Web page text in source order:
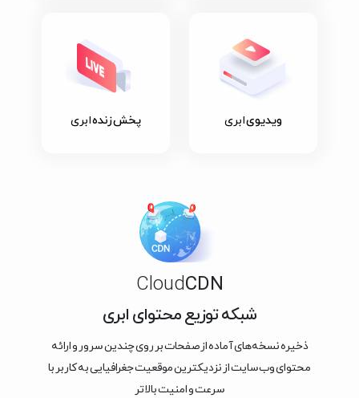
ویدیویابری پخش زندهابری
CloudCDN
شبکه توزیع محتوای ابری
ذخیره نسخه‌های آماده از صفحات بر روی چندین سرور و ارائه
محتوای وب‌سایت از نزدیکترین موقعیت جغرافیایی به کاربر با
سرعت و امنیت بالاتر